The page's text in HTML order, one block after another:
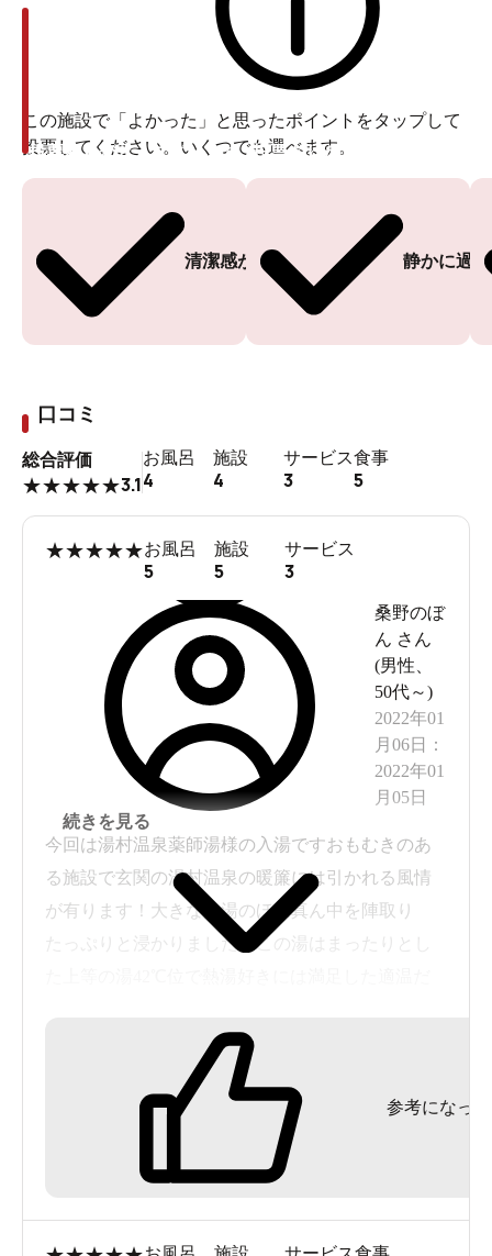
この施設で「よかった」と思ったポイントをタップして
投票してください。いくつでも選べます。
清潔感がある
投票ありがとうございます
静かに過
投票ありがとうございます
口コミ
総合評価
★★★★★3.1
お風呂
4
施設
4
サービス
3
食事
5
★★★★★お風呂
5
施設
5
サービス
3
桑野のぼ
ん さん
(男性
50代～)
2022年01
月06日
：
2022年01
月05日
今回は湯村温泉薬師湯様の入湯ですおもむきのあ
る施設で玄関の湯村温泉の暖簾には引かれる風情
が有ります！大きな内湯のほぼ真ん中を陣取り
たっぷりと浸かりました！この湯はまったりとし
狭いかな様子を見て入湯しのんびりと足を伸ばし
て楽しめるいい湯です冬季は雪も積もり中々の風
景です！源泉の詳しくは判りませんが山陰を代表
する泉質だと思います飽きの来ない正統派の湯に
感銘し後は温泉街をぶらり散し策 夢のある湯村温
続きを見る
参考になった